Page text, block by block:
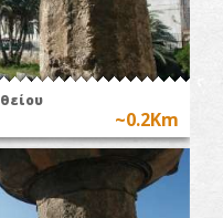
~0.2Km